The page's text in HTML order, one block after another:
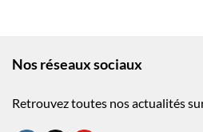
Nos réseaux sociaux
Retrouvez toutes nos actualités